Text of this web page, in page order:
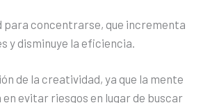
para concentrarse, que incrementa
y disminuye la eficiencia.
de la creatividad, ya que la mente
en evitar riesgos en lugar de buscar